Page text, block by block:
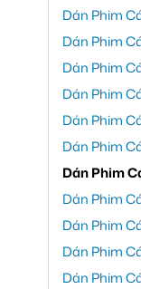
Dán Phim
Dán Phim
Dán Phim
Dán Phim
Dán Phim
Dán Phim
Dán Phim
Dán Phim
Dán Phim
Dán Phim
Dán Phim